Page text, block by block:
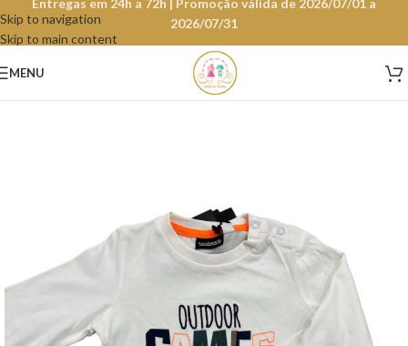
Skip to navigation
Skip to main content
Entregas em 24h a 72h | Promoção válida de 2026/07/01 a
2026/07/31
MENU